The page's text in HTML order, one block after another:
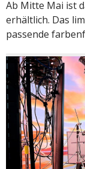
Ab Mitte Mai ist
erhältlich. Das
passende